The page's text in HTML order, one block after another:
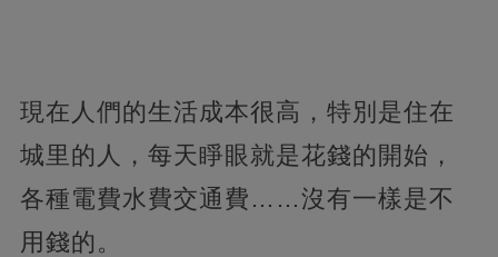
現在人們的生活成本很高，特別是住在
城里的人，每天睜眼就是花錢的開始，
各種電費水費交通費……沒有一樣是不
用錢的。